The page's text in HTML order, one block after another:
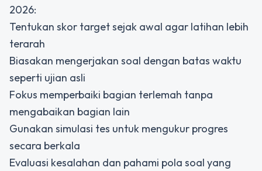
2026:
Tentukan skor target sejak awal agar latihan lebih
terarah
Biasakan mengerjakan soal dengan batas waktu
seperti ujian asli
Fokus memperbaiki bagian terlemah tanpa
mengabaikan bagian lain
Gunakan simulasi tes untuk mengukur progres
secara berkala
Evaluasi kesalahan dan pahami pola soal yang